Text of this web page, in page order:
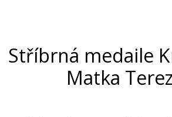
Stříbrná medaile
Matka